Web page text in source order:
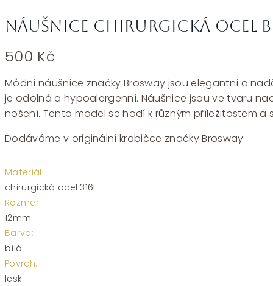
Náušnice chirurgická ocel
500 Kč
Módní náušnice značky Brosway jsou elegantní a
je odolná a hypoalergenní. Náušnice jsou ve tvaru
nošení. Tento model se hodí k různým příležitostem
Dodáváme v originální krabičce značky Brosway
Materiál:
chirurgická ocel 316L
Rozměr:
12mm
Barva:
bílá
Povrch:
lesk